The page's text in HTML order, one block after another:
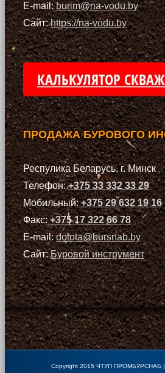
E-mail:burim@na-vodu.by
Сайт:https://na-vodu.by
КАЛЬКУЛЯТОР
ПРОДАЖА БУРОВОГО
Респулика Беларусь, г. Минск
Телефон:+375 33 332 33 29
Мобильный:+375 29 632 19 16
Факс:+375 17 322 66 78
E-mail:dolota@bursnab.by
Сайт:Буровой инструмент
Copyright 2015 ЧТУП ПРОМБУРСНАБ |